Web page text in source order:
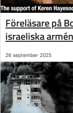
Föreläsare på
israeliska armén
26 september 2025